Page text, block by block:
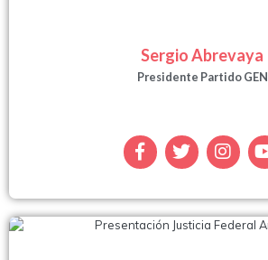
Sergio Abrevaya
Presidente Partido GEN